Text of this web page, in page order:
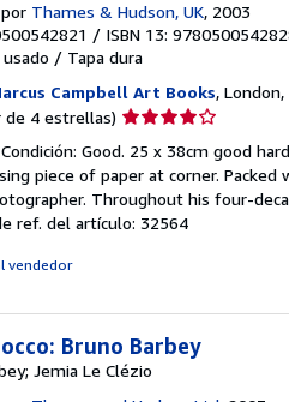
Thames & Hudson, UK, 2003
/ ISBN 13:
/ Tapa dura
Campbell Art Books, London,
de 4 estrellas) Calificación
vendedor:
4
de
5
Condición: Good. 25 x 38cm good
piece of paper at corner.
Throughout his four-
ref. del artículo: 32564
vendedor
Bruno Barbey
Jemia Le Clézio